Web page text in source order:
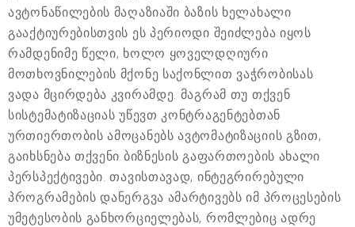
ავტონაწილების მაღაზიაში ბაზის ხელახალი
გააქტიურებისთვის ეს პერიოდი შეიძლება იყოს
რამდენიმე წელი, ხოლო ყოველდღიური
მოთხოვნილების მქონე საქონლით ვაჭრობისას
ვადა მცირდება კვირამდე. მაგრამ თუ თქვენ
სისტემატიზაციას უწევთ კონტრაგენტებთან
ურთიერთობის ამოცანებს ავტომატიზაციის გზით,
გაიხსნება თქვენი ბიზნესის გაფართოების ახალი
პერსპექტივები. თავისთავად, ინტეგრირებული
პროგრამების დანერგვა ამარტივებს იმ პროცესების
უმეტესობის განხორციელებას, რომლებიც ადრე